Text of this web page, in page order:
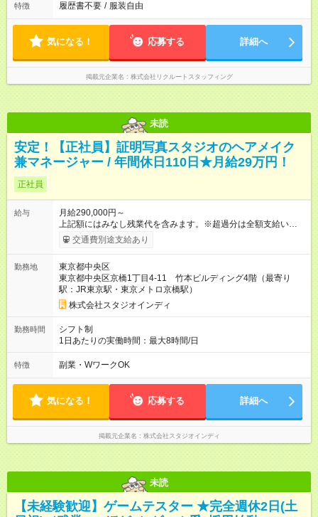
特徴 履歴書不要 / 服装自由
気になる！ 応募する 詳細へ
掲載元企業名 株式会社リクルートスタッフィング
未読
安定！【正社員】証明写真スタジオのヘアメイク
兼マネージャー / 年間休日110日★月給29万円！
正社員
給与
月給290,000円～
上記額にはみなし残業代を含みます。※超過分は全額支給いたし
ます。 みなし残業代 72,314円／月 みなし残業時間 45時間／月
※試用期間は6ヶ月です。そのほかの条件に変更はありません。
給与は本採用時と同じです。
交通費別途支給あり
勤務地
東京都中央区
東京都中央区京橋1丁目4-11 竹本ビルディング4階（最寄り
駅：JR東京駅・東京メトロ京橋駅）
株式会社スタジオインディ
勤務時間
シフト制
1日あたりの実働時間：最大8時間/日
特徴 副業・WワークOK
気になる！ 応募する 詳細へ
掲載元企業名 株式会社スタジオインディ
未読
【未経験歓迎】ゲームテスター ★完全週休2日(土